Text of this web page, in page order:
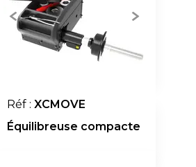
Réf : XCMOVE
Équilibreuse compacte